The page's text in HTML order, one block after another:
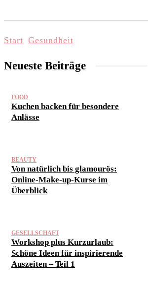
Start Gesundheit
Neueste Beiträge
FOOD
Kuchen backen für besondere
Anlässe
BEAUTY
Von natürlich bis glamourös:
Online-Make-up-Kurse im
Überblick
GESELLSCHAFT
Workshop plus Kurzurlaub:
Schöne Ideen für inspirierende
Auszeiten – Teil 1